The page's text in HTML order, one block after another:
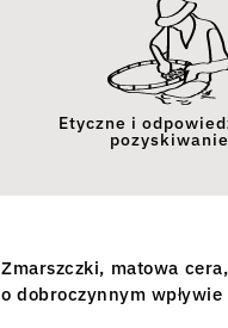
Etyczne i
pozyskiwanie
Zmarszczki, matowa
o dobroczynnym